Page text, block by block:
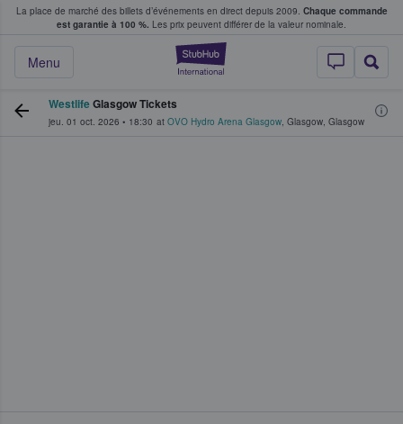
La place de marché des billets d’événements en direct depuis 2009. Chaque commande
est garantie à 100 %. Les prix peuvent différer de la valeur nominale.
StubHub - Où
Menu
fans achètent et vendent des billets
WestlifeGlasgow Tickets
jeu. 01 oct. 2026 • 18:30 at OVO Hydro Arena Glasgow, Glasgow, Glasgow